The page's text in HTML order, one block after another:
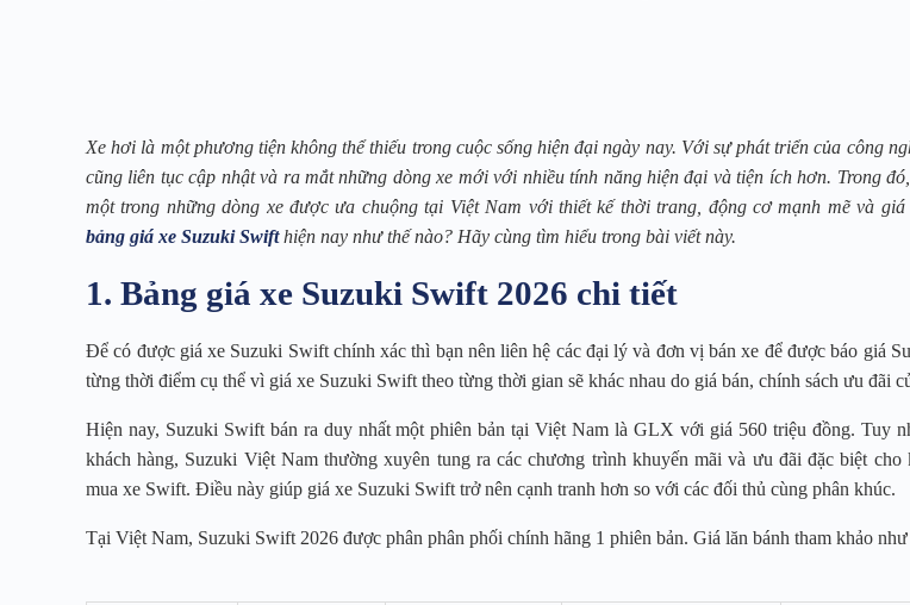
Xe hơi là một phương tiện không thể thiếu trong cuộc sống hiện đại ngày nay. Với sự phát triển của công
cũng liên tục cập nhật và ra mắt những dòng xe mới với nhiều tính năng hiện đại và tiện ích hơn. Trong
một trong những dòng xe được ưa chuộng tại Việt Nam với thiết kế thời trang, động cơ mạnh mẽ và
bảng giá xe Suzuki Swifthiện nay như thế nào? Hãy cùng tìm hiểu trong bài viết này.
1. Bảng giá xe Suzuki Swift 2026 chi tiết
Để có được giá xe Suzuki Swift chính xác thì bạn nên liên hệ các đại lý và đơn vị bán xe để được báo giá
từng thời điểm cụ thể vì giá xe Suzuki Swift theo từng thời gian sẽ khác nhau do giá bán, chính sách ưu đãi
Hiện nay, Suzuki Swift bán ra duy nhất một phiên bản tại Việt Nam là GLX với giá 560 triệu đồng. Tuy
khách hàng, Suzuki Việt Nam thường xuyên tung ra các chương trình khuyến mãi và ưu đãi đặc biệt cho
mua xe Swift. Điều này giúp giá xe Suzuki Swift trở nên cạnh tranh hơn so với các đối thủ cùng phân khúc.
Tại Việt Nam, Suzuki Swift 2026 được phân phân phối chính hãng 1 phiên bản. Giá lăn bánh tham khảo như